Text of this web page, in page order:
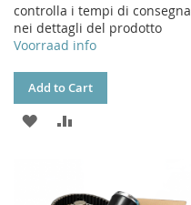
controlla i tempi di consegna
nei dettagli del prodotto
Voorraad info
Add to Cart
ADD